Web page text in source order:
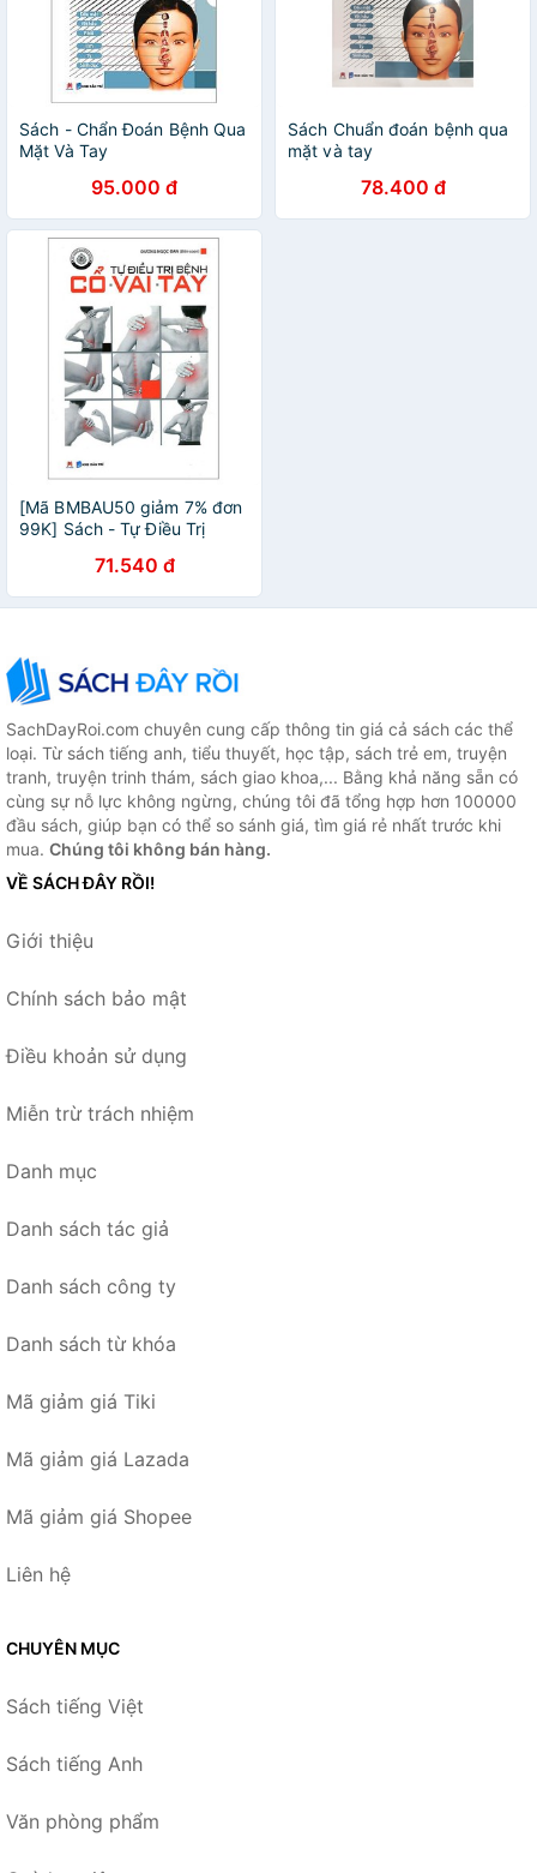
Sách - Chẩn Đoán Bệnh Qua
Mặt Và Tay
95.000 đ
Sách Chuẩn đoán bệnh qua
mặt và tay
78.400 đ
[Mã BMBAU50 giảm 7% đơn
99K] Sách - Tự Điều Trị
71.540 đ
SachDayRoi.com chuyên cung cấp thông tin giá cả sách các thể
loại. Từ sách tiếng anh, tiểu thuyết, học tập, sách trẻ em, truyện
tranh, truyện trinh thám, sách giao khoa,... Bằng khả năng sẵn có
cùng sự nỗ lực không ngừng, chúng tôi đã tổng hợp hơn 100000
đầu sách, giúp bạn có thể so sánh giá, tìm giá rẻ nhất trước khi
mua. Chúng tôi không bán hàng.
VỀ SÁCH ĐÂY RỒI!
Giới thiệu
Chính sách bảo mật
Điều khoản sử dụng
Miễn trừ trách nhiệm
Danh mục
Danh sách tác giả
Danh sách công ty
Danh sách từ khóa
Mã giảm giá Tiki
Mã giảm giá Lazada
Mã giảm giá Shopee
Liên hệ
CHUYÊN MỤC
Sách tiếng Việt
Sách tiếng Anh
Văn phòng phẩm